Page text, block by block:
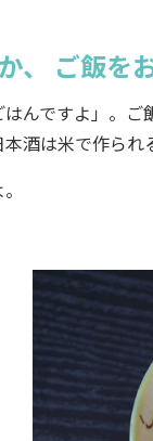
、 ご飯を
んですよ」。ご
本酒は米で作られ